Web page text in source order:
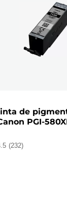
de
PGI-
(232)